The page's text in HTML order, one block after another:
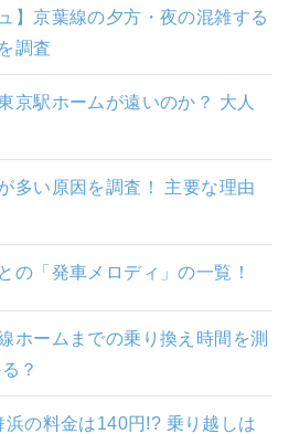
】京葉線の夕方・夜の混雑する
調査
京駅ホームが遠いのか？ 大人
多い原因を調査！ 主要な理由
の「発車メロディ」の一覧！
ホームまでの乗り換え時間を測
？
浜の料金は140円!? 乗り越しは